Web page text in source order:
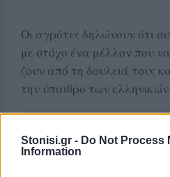
Stonisi.gr - Do Not Process
Information
Οι αγρότες δηλώνουν ότι
με στόχο ένα μέλλον που
ζουν από τη δουλειά τους
την ύπαιθρο των